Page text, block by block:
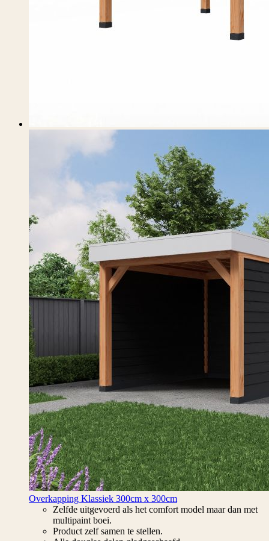
Overkapping Klassiek 300cm x 300cm
Zelfde uitgevoerd als het comfort model maar dan met
multipaint boei.
Product zelf samen te stellen.